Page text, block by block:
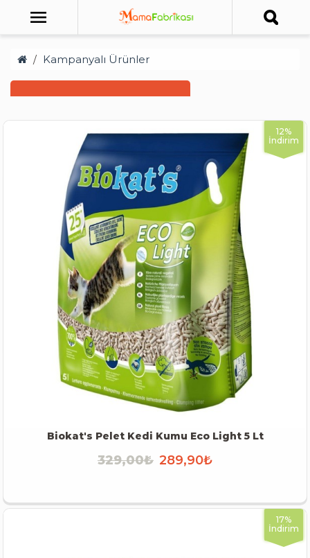
Kampanyalı Ürünler
12%
İndirim
Biokat's Pelet Kedi Kumu Eco Light 5 Lt
329,00₺ 289,90₺
17%
İndirim